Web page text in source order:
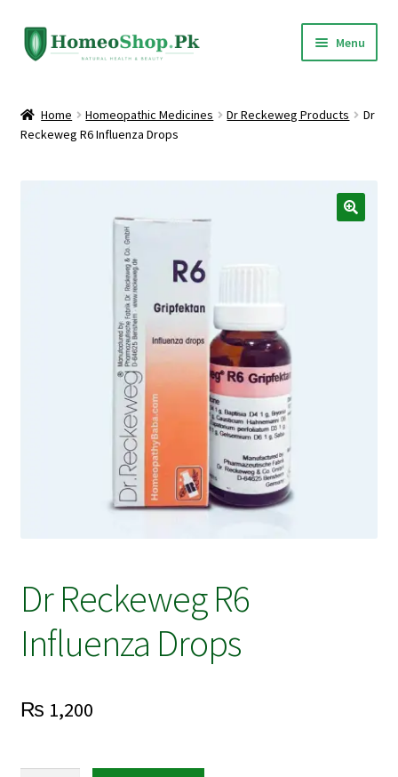
Skip
to
Skip
to
Menu
Shop All
Homeopathic Medicines
child
menu
Home Homeopathic Medicines Dr Reckeweg Products
Dr
Reckeweg R6 Influenza Drops
Dr Reckeweg R6
Influenza Drops
₨ 1,200